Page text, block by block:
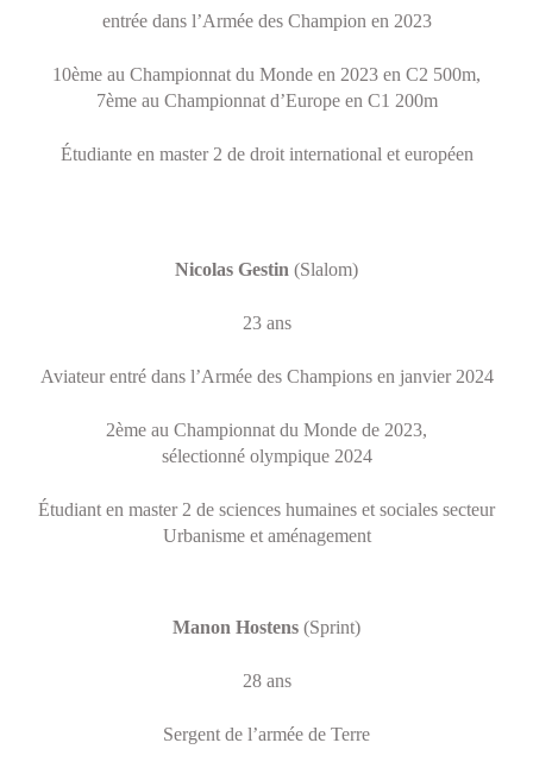
entrée dans l’Armée des Champion en 2023
10ème au Championnat du Monde en 2023 en C2 500m,
7ème au Championnat d’Europe en C1 200m
Étudiante en master 2 de droit international et européen
Nicolas Gestin (Slalom)
23 ans
Aviateur entré dans l’Armée des Champions en janvier 2024
2ème au Championnat du Monde de 2023,
sélectionné olympique 2024
Étudiant en master 2 de sciences humaines et sociales secteur
Urbanisme et aménagement
Manon Hostens (Sprint)
28 ans
Sergent de l’armée de Terre